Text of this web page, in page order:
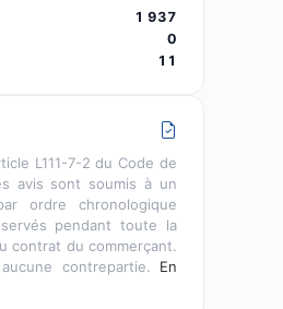
1 937
0
11
L111-7-2 du Code de
avis sont soumis à un
ordre chronologique
pendant toute la
contrat du commerçant.
contrepartie. En